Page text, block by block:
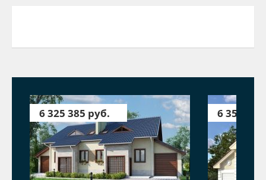
6 325 385 руб. 6 357